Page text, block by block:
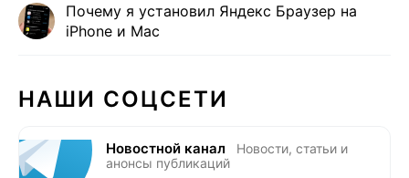
Почему я установил Яндекс Браузер на
iPhone и Mac
НАШИ СОЦСЕТИ
Новостной канал
Новости, статьи и
анонсы публикаций